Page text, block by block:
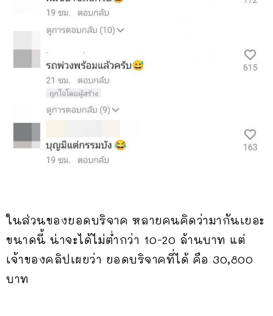
ในส่วนของยอดบริจาค หลายคนคิดว่ามากันเยอะ
ขนาดนี้ น่าจะได้ไม่ต่ำกว่า 10-20 ล้านบาท แต่
เจ้าของคลิปเผยว่า ยอดบริจาคที่ได้ คือ 30,800
บาท